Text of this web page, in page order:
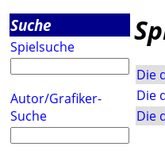
Suche
Spielsuche
Autor/Grafiker-
Suche
Die
Die
Die